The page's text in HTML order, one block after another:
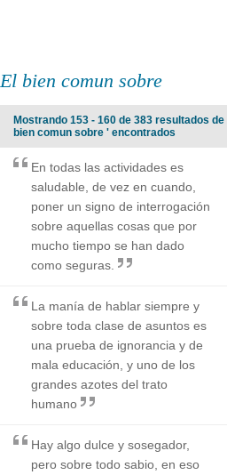
El bien comun sobre
Mostrando 153 - 160 de 383 resultados
bien comun sobre ' encontrados
En todas las actividades es
saludable, de vez en cuando,
poner un signo de interrogación
sobre aquellas cosas que por
mucho tiempo se han dado
como seguras.
La manía de hablar siempre y
sobre toda clase de asuntos es
una prueba de ignorancia y de
mala educación, y uno de los
grandes azotes del trato
humano
Hay algo dulce y sosegador,
pero sobre todo sabio, en eso